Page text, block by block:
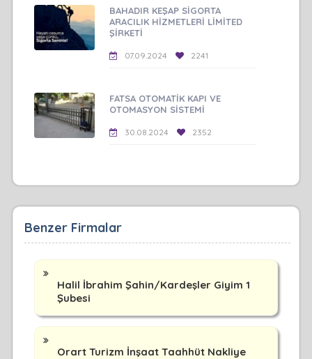
BAHADIR KEŞAP SİGORTA
ARACILIK HİZMETLERİ LİMİTED
ŞİRKETİ
07.09.2024 2241
FATSA OTOMATİK KAPI VE
OTOMASYON SİSTEMİ
30.08.2024 2352
Benzer Firmalar
Halil İbrahim Şahin/Kardeşler Giyim 1
Şubesi
Orart Turizm İnşaat Taahhüt Nakliye